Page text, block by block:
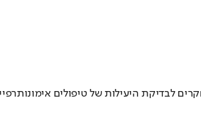
לבדיקת היעילות של טיפולים